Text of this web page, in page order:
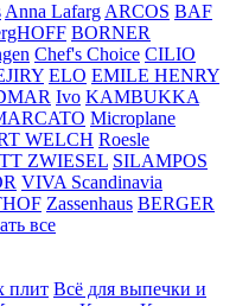
Anna Lafarg ARCOS BAF
BORNER
Chef's Choice CILIO
ELO EMILE HENRY
Ivo KAMBUKKA
Microplane
WELCH Roesle
ZWIESEL SILAMPOS
VIVA Scandinavia
Zassenhaus BERGER
все
плит Всё для выпечки и